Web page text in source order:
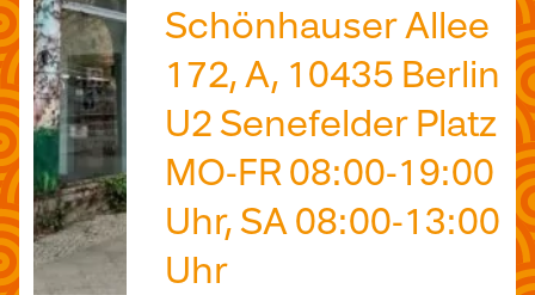
Schönhauser Allee
172, A, 10435 Berlin
U2 Senefelder Platz
MO-FR 08:00-19:00
Uhr, SA 08:00-13:00
Uhr